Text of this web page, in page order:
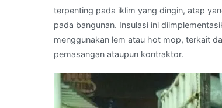
terpenting pada iklim yang dingin, atap
pada bangunan. Insulasi ini
menggunakan lem atau hot mop, terkait
pemasangan ataupun kontraktor.